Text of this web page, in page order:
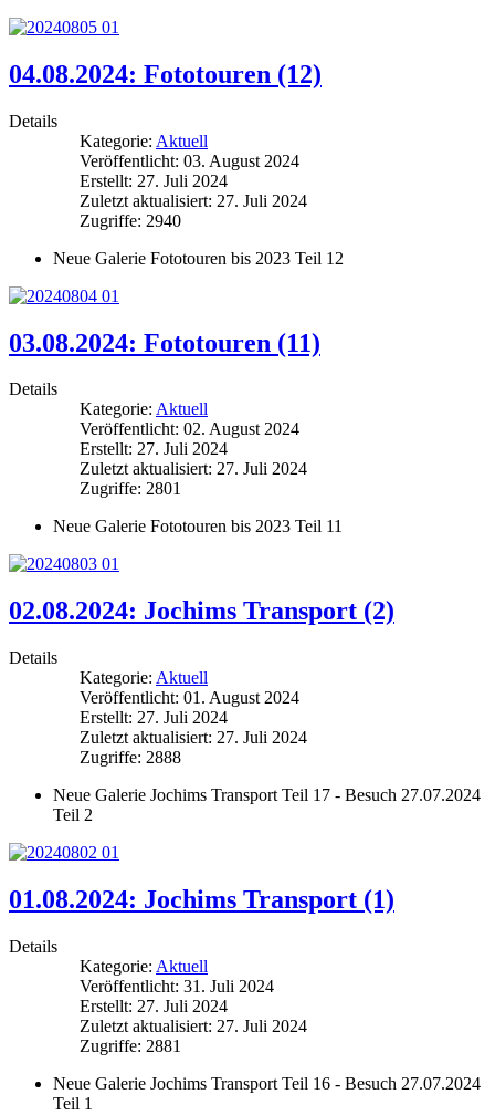
04.08.2024: Fototouren (12)
Details
Kategorie: Aktuell
Veröffentlicht: 03. August 2024
Erstellt: 27. Juli 2024
Zuletzt aktualisiert: 27. Juli 2024
Zugriffe: 2940
Neue Galerie Fototouren bis 2023 Teil 12
03.08.2024: Fototouren (11)
Details
Kategorie: Aktuell
Veröffentlicht: 02. August 2024
Erstellt: 27. Juli 2024
Zuletzt aktualisiert: 27. Juli 2024
Zugriffe: 2801
Neue Galerie Fototouren bis 2023 Teil 11
02.08.2024: Jochims Transport (2)
Details
Kategorie: Aktuell
Veröffentlicht: 01. August 2024
Erstellt: 27. Juli 2024
Zuletzt aktualisiert: 27. Juli 2024
Zugriffe: 2888
Neue Galerie Jochims Transport Teil 17 - Besuch 27.07.2024
Teil 2
01.08.2024: Jochims Transport (1)
Details
Kategorie: Aktuell
Veröffentlicht: 31. Juli 2024
Erstellt: 27. Juli 2024
Zuletzt aktualisiert: 27. Juli 2024
Zugriffe: 2881
Neue Galerie Jochims Transport Teil 16 - Besuch 27.07.2024
Teil 1